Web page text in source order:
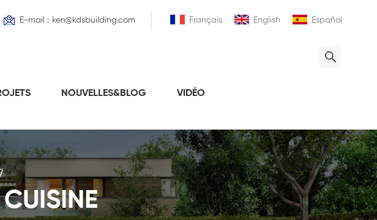
Français English Español
E-mail : ken@kdsbuilding.com
NOUVELLES&BLOG VIDÉO